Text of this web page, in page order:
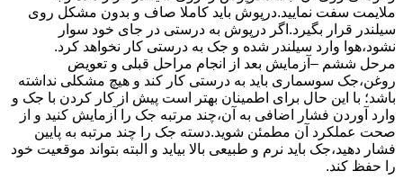
ملایمت سفت نمایید.درپوش باید کاملا صاف و بدون مشکل روی
سیلندر قرار بگیرد.اگر درپوش به درستی در جای خود سوار
نشود،هوا وارد سیلندر شده و جک به درستی کار نخواهد کرد.
مرحل ششم –آزمایش بعد از انجام مراحل قبلی و تعویض
روغن،جک سوسماری باید به درستی کار کند و هیچ مشکلی نداشته
باشد؛ با این حال برای اطمینان بهتر است پیش از کار کردن با جک و
وارد آوردن فشار اضافی به آن،چند مرتبه جک را آزمایش کنید و از
صحت عملکرد آن مطمئن شوید.دسته جک را چند مرتبه به پایین
فشار دهید،جک باید نرم و طبیعی بالا بیاید و البته بتواند موقعیت خود
را حفظ کند.